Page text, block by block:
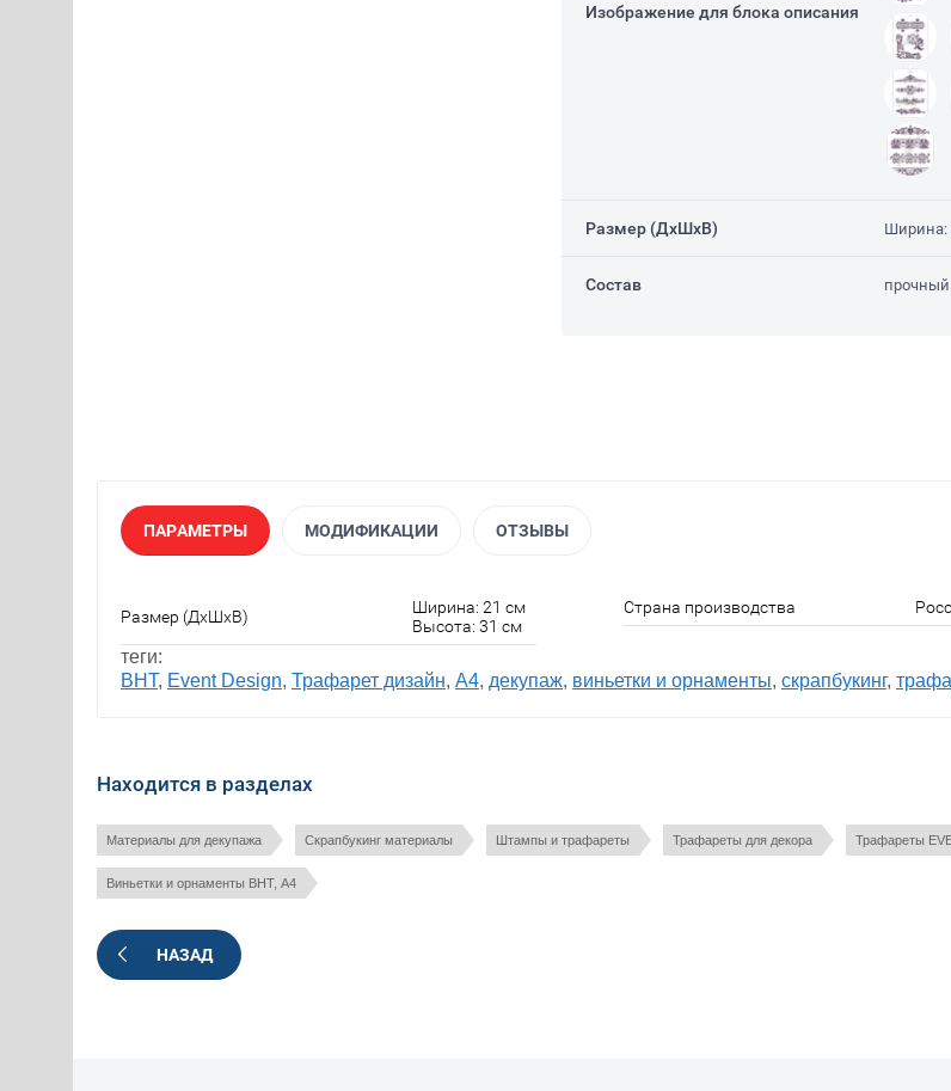
Изображение для блока описания
Размер (ДxШxВ) Ширина:
Состав
ПАРАМЕТРЫ МОДИФИКАЦИИ ОТЗЫВЫ
Размер (ДxШxВ)
Ширина: 21 см
Высота: 31 см
Страна производства
теги:
ВНТ, Event Design, Трафарет дизайн, А4, декупаж, виньетки и орнаменты, скрапбукинг,
Находится в разделах
Материалы для декупажа Скрапбукинг материалы Штампы и трафареты Трафареты для декора Трафареты
Виньетки и орнаменты ВНТ, А4
НАЗАД